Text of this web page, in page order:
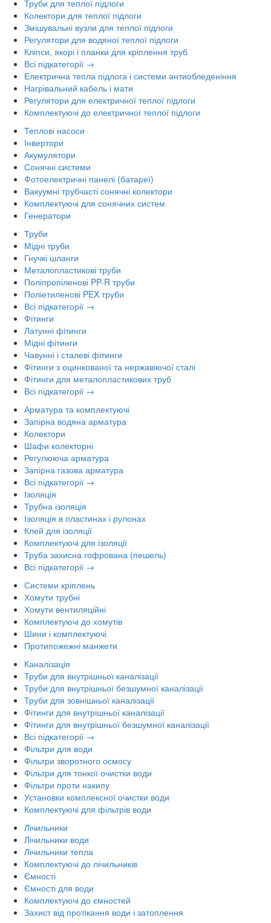
Труби для теплої підлоги
Колектори для теплої підлоги
Змішувальні вузли для теплої підлоги
Регулятори для водяної теплої підлоги
Кліпси, якорі і планки для кріплення труб
Всі підкатегорії →
Електрична тепла підлога і системи антиобледеніння
Нагрівальний кабель і мати
Регулятори для електричної теплої підлоги
Комплектуючі до електричної теплої підлоги
Теплові насоси
Інвертори
Акумулятори
Сонячні системи
Фотоелектричні панелі (батареї)
Вакуумні трубчасті сонячні колектори
Комплектуючі для сонячних систем
Генератори
Труби
Мідні труби
Гнучкі шланги
Металопластикові труби
Поліпропіленові PP-R труби
Поліетиленові PEX труби
Всі підкатегорії →
Фітинги
Латунні фітинги
Мідні фітинги
Чавунні і сталеві фітинги
Фітинги з оцинкованої та нержавіючої сталі
Фітинги для металопластикових труб
Всі підкатегорії →
Арматура та комплектуючі
Запірна водяна арматура
Колектори
Шафи колекторні
Регулююча арматура
Запірна газова арматура
Всі підкатегорії →
Ізоляція
Трубна ізоляція
Ізоляція в пластинах і рулонах
Клей для ізоляції
Комплектуючі для ізоляції
Труба захисна гофрована (пешель)
Всі підкатегорії →
Системи кріплень
Хомути трубні
Хомути вентиляційні
Комплектуючі до хомутів
Шини і комплектуючі
Протипожежні манжети
Каналізація
Труби для внутрішньої каналізації
Труби для внутрішньої безшумної каналізації
Труби для зовнішньої каналізації
Фітинги для внутрішньої каналізації
Фітинги для внутрішньої безшумної каналізації
Всі підкатегорії →
Фільтри для води
Фільтри зворотного осмосу
Фільтри для тонкої очистки води
Фільтри проти накипу
Установки комплексної очистки води
Комплектуючі для фільтрів води
Лічильники
Лічильники води
Лічильники тепла
Комплектуючі до лічильників
Ємності
Ємності для води
Комплектуючі до ємностей
Захист від протікання води і затоплення